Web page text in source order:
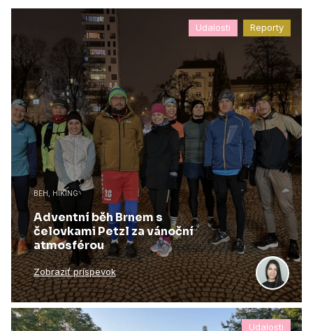
Udalosti Reporty
BEH, HIKING
Adventní běh Brnem s
čelovkami Petzl za vánoční
atmosférou
Zobraziť príspevok
Udalosti